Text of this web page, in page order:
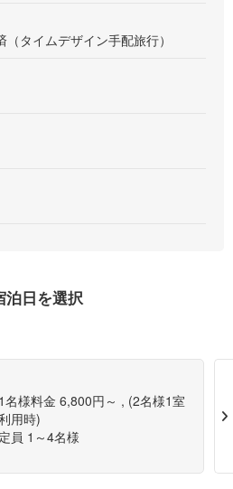
タイムデザイン手配旅行）
泊日を選択
1名様料金 6,800円～ , (2名様1室
用時)
定員 1～4名様